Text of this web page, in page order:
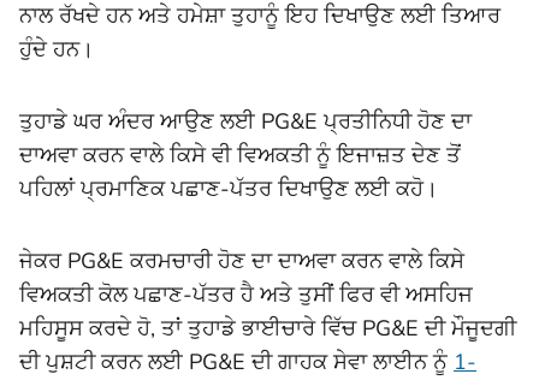
ਨਾਲ ਰੱਖਦੇ ਹਨ ਅਤੇ ਹਮੇਸ਼ਾ ਤੁਹਾਨੂੰ ਇਹ ਦਿਖਾਉਣ ਲਈ ਤਿਆਰ
ਹੁੰਦੇ ਹਨ।
ਤੁਹਾਡੇ ਘਰ ਅੰਦਰ ਆਉਣ ਲਈ PG&E ਪ੍ਰਤੀਨਿਧੀ ਹੋਣ ਦਾ
ਦਾਅਵਾ ਕਰਨ ਵਾਲੇ ਕਿਸੇ ਵੀ ਵਿਅਕਤੀ ਨੂੰ ਇਜਾਜ਼ਤ ਦੇਣ ਤੋਂ
ਪਹਿਲਾਂ ਪ੍ਰਮਾਣਿਕ ਪਛਾਣ-ਪੱਤਰ ਦਿਖਾਉਣ ਲਈ ਕਹੋ।
ਜੇਕਰ PG&E ਕਰਮਚਾਰੀ ਹੋਣ ਦਾ ਦਾਅਵਾ ਕਰਨ ਵਾਲੇ ਕਿਸੇ
ਵਿਅਕਤੀ ਕੋਲ ਪਛਾਣ-ਪੱਤਰ ਹੈ ਅਤੇ ਤੁਸੀਂ ਫਿਰ ਵੀ ਅਸਹਿਜ
ਮਹਿਸੂਸ ਕਰਦੇ ਹੋ, ਤਾਂ ਤੁਹਾਡੇ ਭਾਈਚਾਰੇ ਵਿੱਚ PG&E ਦੀ ਮੌਜੂਦਗੀ
ਦੀ ਪੁਸ਼ਟੀ ਕਰਨ ਲਈ PG&E ਦੀ ਗਾਹਕ ਸੇਵਾ ਲਾਈਨ ਨੂੰ 1-